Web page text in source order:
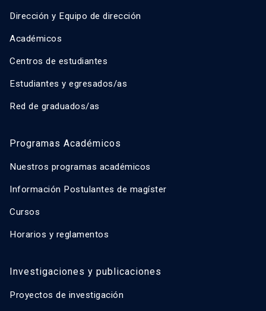
Dirección y Equipo de dirección
Académicos
Centros de estudiantes
Estudiantes y egresados/as
Red de graduados/as
Programas Académicos
Nuestros programas académicos
Información Postulantes de magíster
Cursos
Horarios y reglamentos
Investigaciones y publicaciones
Proyectos de investigación